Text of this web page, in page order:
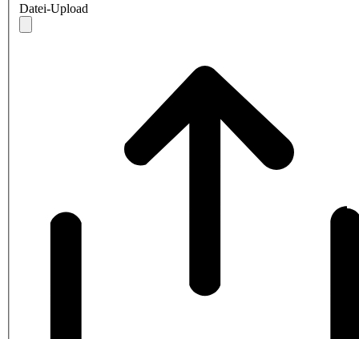
Datei-Upload